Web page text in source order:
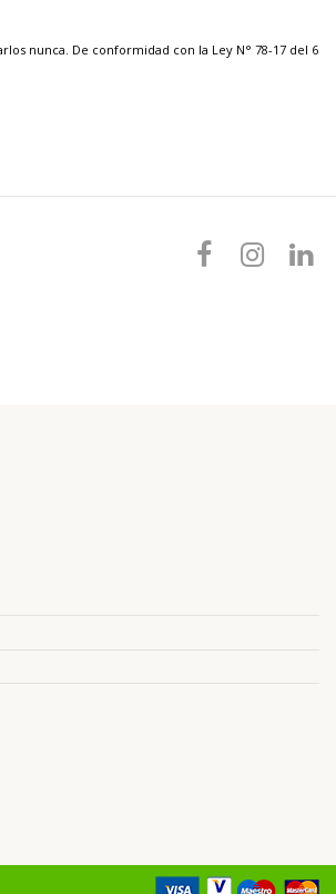
nunca. De conformidad con la Ley N° 78-17 del 6